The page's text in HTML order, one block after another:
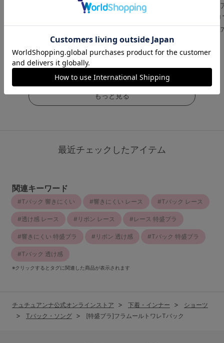
￥1,078 (税込)
[特盛ブラ]シャルマン
ノワールTバック
（117件）
[育乳ブラ]ネオ
ステラフルシ
4.7
（117件）
もっと見る
最近チェックしたアイテム
関連キーワード
Tバック 響きにくい 響きにくい レース Tバック レース
透け感 レース リボン レース レース 特盛ブラ
響きにくい 特盛ブラ リボン 透け感 Tバック 特盛ブラ
Tバック 透け感
※クリックするとタグに関連した商品が表示されます
チュチュアンナ公式オンラインストア 下着・インナー
ショーツ
Tバック・ソング
[特盛ブラ]フラムールトワレTバック